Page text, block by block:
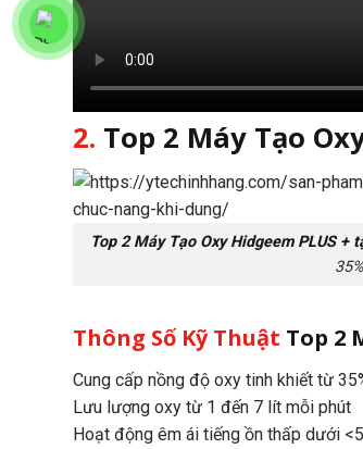
2. Top 2 Máy Tạo
Top 2 Máy Tạo Oxy Hidgeem PLUS +
Thông Số Kỹ Thuật Top 2
Cung cấp nồng độ oxy tinh khiết từ
Lưu lượng oxy từ 1 đến 7 lít mỗi phút
Hoạt động êm ái tiếng ồn thấp dưới